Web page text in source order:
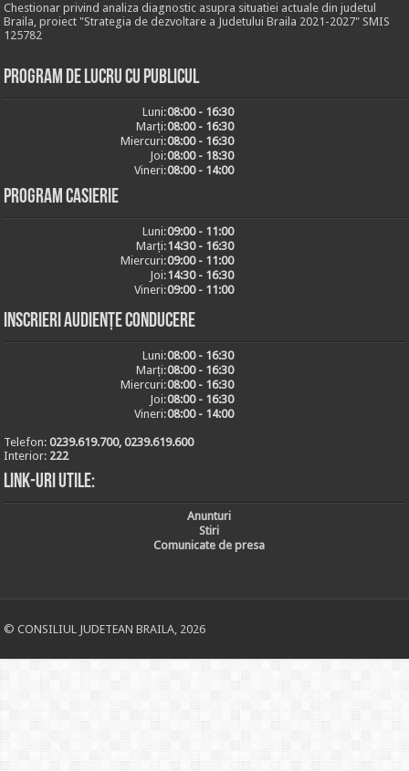
Chestionar privind analiza diagnostic asupra situatiei actuale din judetul
Braila, proiect "Strategia de dezvoltare a Judetului Braila 2021-2027" SMIS
125782
Program de lucru cu publicul
Luni:08:00 - 16:30
Marți:08:00 - 16:30
Miercuri:08:00 - 16:30
Joi:08:00 - 18:30
Vineri:08:00 - 14:00
Program casierie
Luni:09:00 - 11:00
Marți:14:30 - 16:30
Miercuri:09:00 - 11:00
Joi:14:30 - 16:30
Vineri:09:00 - 11:00
Inscrieri audiențe conducere
Luni:08:00 - 16:30
Marți:08:00 - 16:30
Miercuri:08:00 - 16:30
Joi:08:00 - 16:30
Vineri:08:00 - 14:00
Telefon:0239.619.700, 0239.619.600
Interior: 222
Link-uri utile:
Anunturi
Stiri
Comunicate de presa
© CONSILIUL JUDETEAN BRAILA, 2026